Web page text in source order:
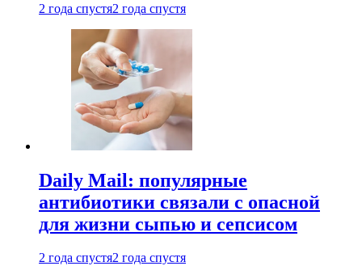
2 года спустя2 года спустя
Daily Mail: популярные
антибиотики связали с опасной
для жизни сыпью и сепсисом
2 года спустя2 года спустя